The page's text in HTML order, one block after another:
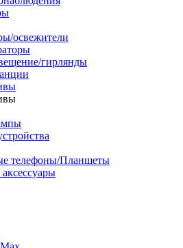
освежители
гирлянды
телефоны/Планшеты